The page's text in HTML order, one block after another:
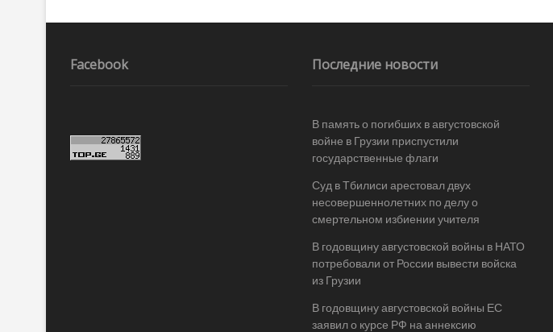
k
ть
Навигация
записям
Facebook Последние новости
В память о погибших в августовской
войне в Грузии приспустили
государственные флаги
Суд в Тбилиси арестовал двух
несовершеннолетних по делу о
смертельном избиении учителя
В годовщину августовской войны в НАТО
потребовали от России вывести войска
из Грузии
В годовщину августовской войны ЕС
заявил о курсе РФ на аннексию